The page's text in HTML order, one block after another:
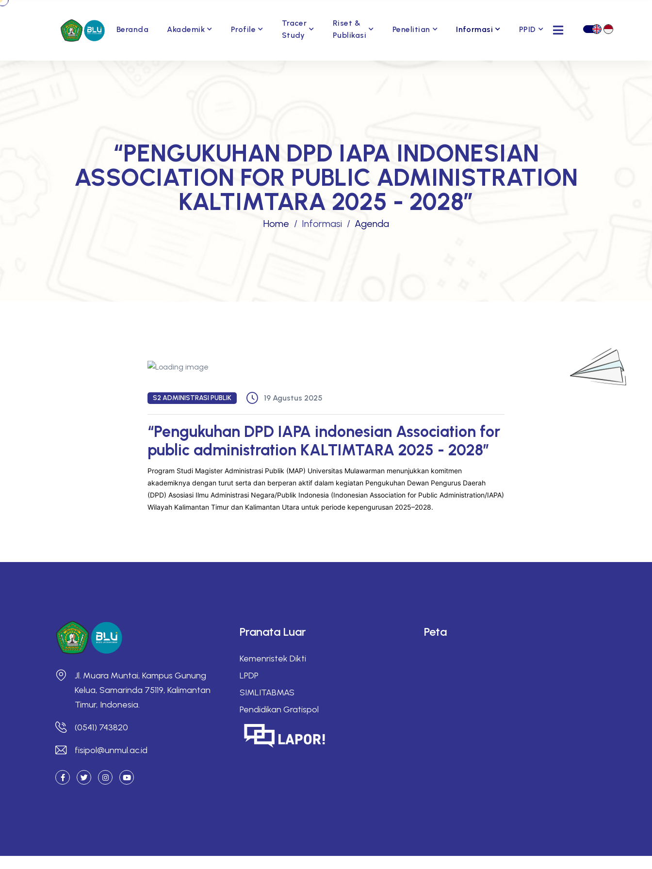
Beranda Akademik Profile
Tracer
Study
Riset &
Publikasi
Penelitian Informasi PPID
“PENGUKUHAN DPD IAPA INDONESIAN
ASSOCIATION FOR PUBLIC ADMINISTRATION
KALTIMTARA 2025 - 2028”
Home Informasi Agenda
S2 ADMINISTRASI PUBLIK 19 Agustus 2025
“Pengukuhan DPD IAPA indonesian Association for
public administration KALTIMTARA 2025 - 2028”
Program Studi Magister Administrasi Publik (MAP) Universitas Mulawarman menunjukkan komitmen
akademiknya dengan turut serta dan berperan aktif dalam kegiatan Pengukuhan Dewan Pengurus Daerah
(DPD) Asosiasi Ilmu Administrasi Negara/Publik Indonesia (Indonesian Association for Public Administration/IAPA)
Wilayah Kalimantan Timur dan Kalimantan Utara untuk periode kepengurusan 2025–2028.
Jl. Muara Muntai, Kampus Gunung
Kelua, Samarinda 75119, Kalimantan
Timur, Indonesia.
(0541) 743820
fisipol@unmul.ac.id
Pranata Luar
Kemenristek Dikti
LPDP
SIMLITABMAS
Pendidikan Gratispol
Peta